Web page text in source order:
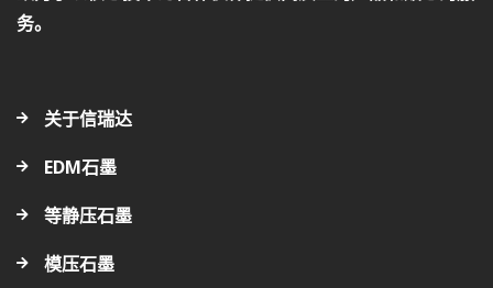
务。
关于信瑞达
EDM石墨
等静压石墨
模压石墨